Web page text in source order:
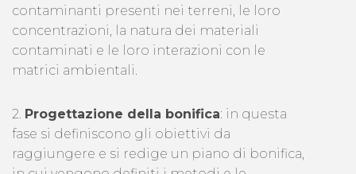
contaminanti presenti nei terreni, le loro
concentrazioni, la natura dei materiali
contaminati e le loro interazioni con le
matrici ambientali.
2. Progettazione della bonifica: in questa
fase si definiscono gli obiettivi da
raggiungere e si redige un piano di bonifica,